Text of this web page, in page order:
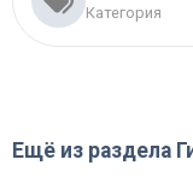
Категория
Ещё из раздела